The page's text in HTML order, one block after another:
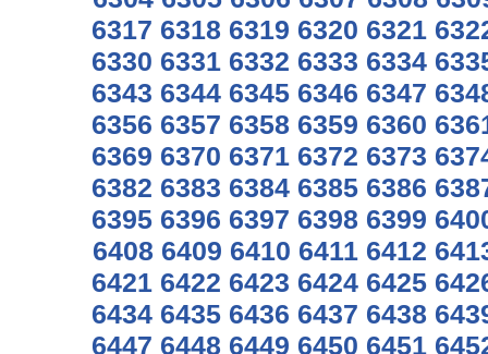
6317 6318 6319 6320 6321
6330 6331 6332 6333 6334
6343 6344 6345 6346 6347
6356 6357 6358 6359 6360
6369 6370 6371 6372 6373
6382 6383 6384 6385 6386
6395 6396 6397 6398 6399
6408 6409 6410 6411 6412
6421 6422 6423 6424 6425
6434 6435 6436 6437 6438
6447 6448 6449 6450 6451